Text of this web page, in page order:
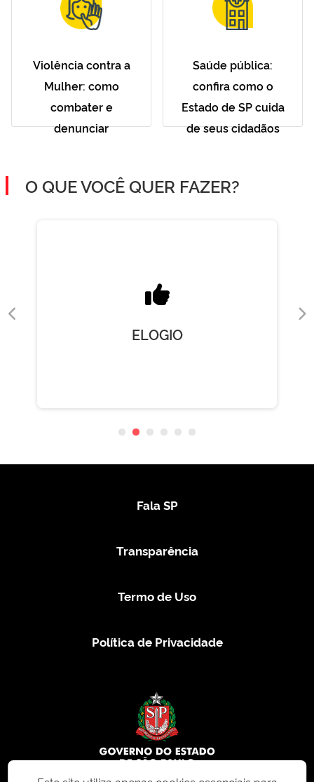
Violência contra a
Mulher: como
combater e
denunciar
Saúde pública:
confira como o
Estado de SP cuida
de seus cidadãos
O QUE VOCÊ QUER FAZER?
ELOGIO
Fala SP
Transparência
Termo de Uso
Política de Privacidade